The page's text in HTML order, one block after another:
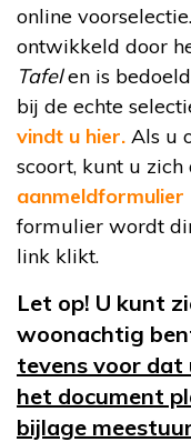
online
ontwikkeld door
Tafelen is
bij de echte
vindt u hier. Als u
scoort, kunt u
formulier wordt
link klikt.
Let op! U kunt
woonachtig
tevens voor dat
het document
bijlage